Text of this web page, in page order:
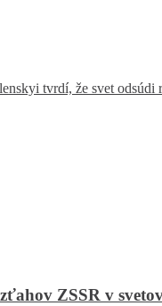
tvrdí, že svet odsúdi
ZSSR v